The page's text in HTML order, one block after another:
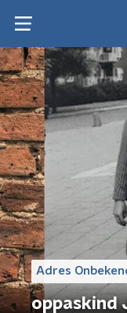
Adres
oppaskind